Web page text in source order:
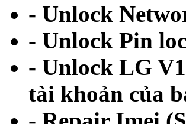
- Unlock
- Unlock Pin
- Unlock LG
tài khoản của